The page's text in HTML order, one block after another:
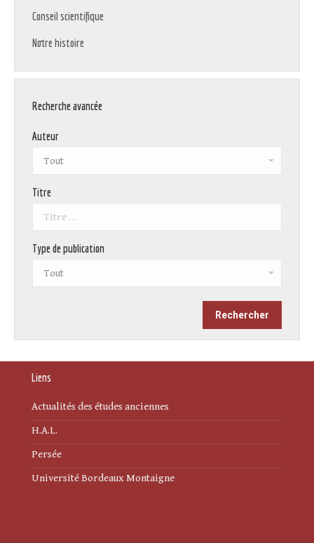
Conseil scientifique
Notre histoire
Recherche avancée
Auteur
Titre
Type de publication
Liens
Actualités des études anciennes
H.A.L.
Persée
Université Bordeaux Montaigne